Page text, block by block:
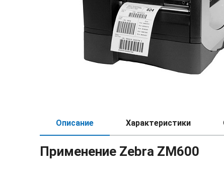
Описание Характеристики
Применение Zebra ZM600